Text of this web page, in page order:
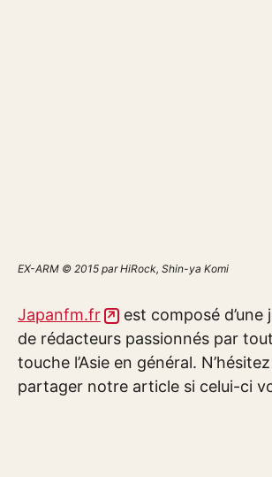
EX-ARM © 2015 par HiRock, Shin-ya Komi
Japanfm.fr
est composé d’une
de rédacteurs passionnés par
touche l’Asie en général.
partager notre article si celui-ci